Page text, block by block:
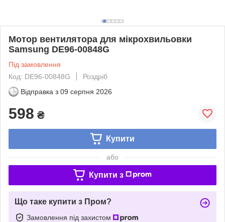
Мотор вентилятора для мікрохвильовки
Samsung DE96-00848G
Під замовлення
Код: DE96-00848G
Роздріб
Відправка з 09 серпня 2026
598 ₴
Купити
або
Купити з
Що таке купити з Пром?
Замовлення під захистом